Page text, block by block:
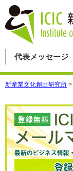
代表メッセージ
新産業文化創出研究所 >